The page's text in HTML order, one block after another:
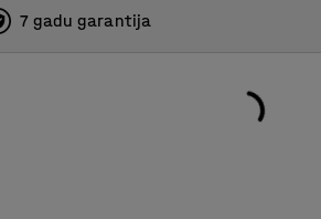
7 gadu garantija